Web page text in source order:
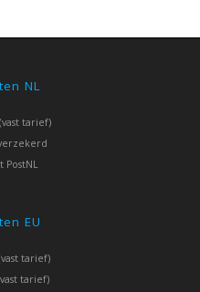
NL
tarief)
PostNL
EU
tarief)
tarief)